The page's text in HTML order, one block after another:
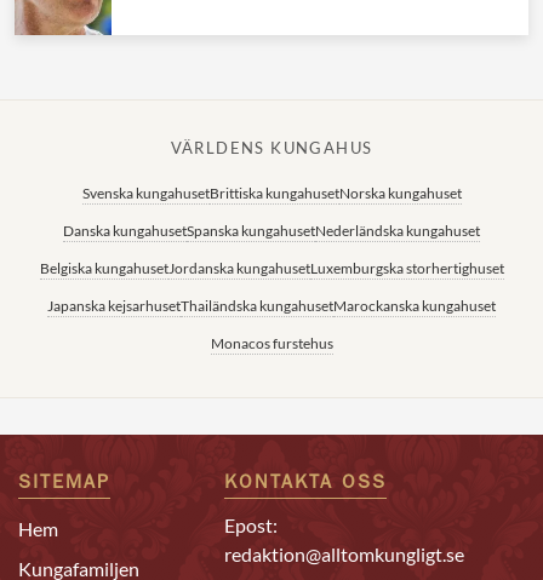
VÄRLDENS KUNGAHUS
Svenska kungahusetBrittiska kungahusetNorska kungahuset
Danska kungahusetSpanska kungahusetNederländska kungahuset
Belgiska kungahusetJordanska kungahusetLuxemburgska storhertighuset
Japanska kejsarhusetThailändska kungahusetMarockanska kungahuset
Monacos furstehus
SITEMAP
Hem
Kungafamiljen
KONTAKTA OSS
Epost:
redaktion@alltomkungligt.se